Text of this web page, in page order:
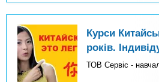
Курси
років.
ТОВ Сервіс -